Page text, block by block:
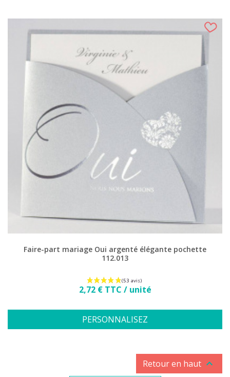
Faire-part mariage Oui argenté élégante pochette
112.013
Prix
2,72 € TTC / unité
PERSONNALISEZ
Retour en haut 